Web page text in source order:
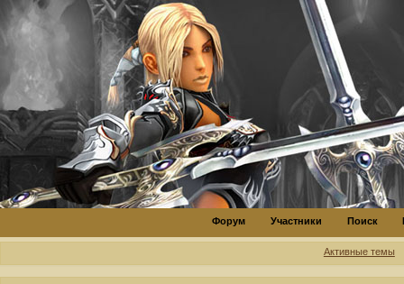
Форум Участники Поиск
Активные темы